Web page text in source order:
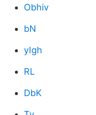
Obhiv
bN
yIgh
RL
DbK